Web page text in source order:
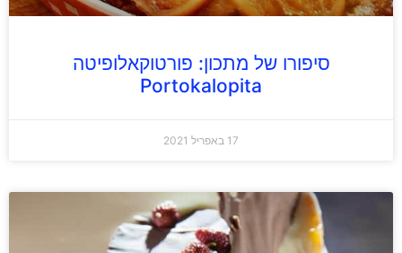
סיפורו של מתכון: פורטוקאלופיטה
Portokalopita
17 באפריל 2021